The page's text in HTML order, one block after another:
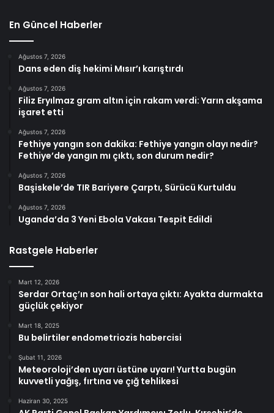
En Güncel Haberler
Ağustos 7, 2026
Dans eden diş hekimi Mısır’ı karıştırdı
Ağustos 7, 2026
Filiz Eryılmaz gram altın için rakam verdi: Yarın akşama
işaret etti
Ağustos 7, 2026
Fethiye yangın son dakika: Fethiye yangın olayı nedir?
Fethiye’de yangın mı çıktı, son durum nedir?
Ağustos 7, 2026
Başiskele’de TIR Bariyere Çarptı, Sürücü Kurtuldu
Ağustos 7, 2026
Uganda’da 3 Yeni Ebola Vakası Tespit Edildi
Rastgele Haberler
Mart 12, 2026
Serdar Ortaç’ın son hali ortaya çıktı: Ayakta durmakta
güçlük çekiyor
Mart 18, 2025
Bu belirtiler endometriozis habercisi
Şubat 11, 2026
Meteoroloji’den uyarı üstüne uyarı! Yurtta bugün
kuvvetli yağış, fırtına ve çığ tehlikesi
Haziran 30, 2025